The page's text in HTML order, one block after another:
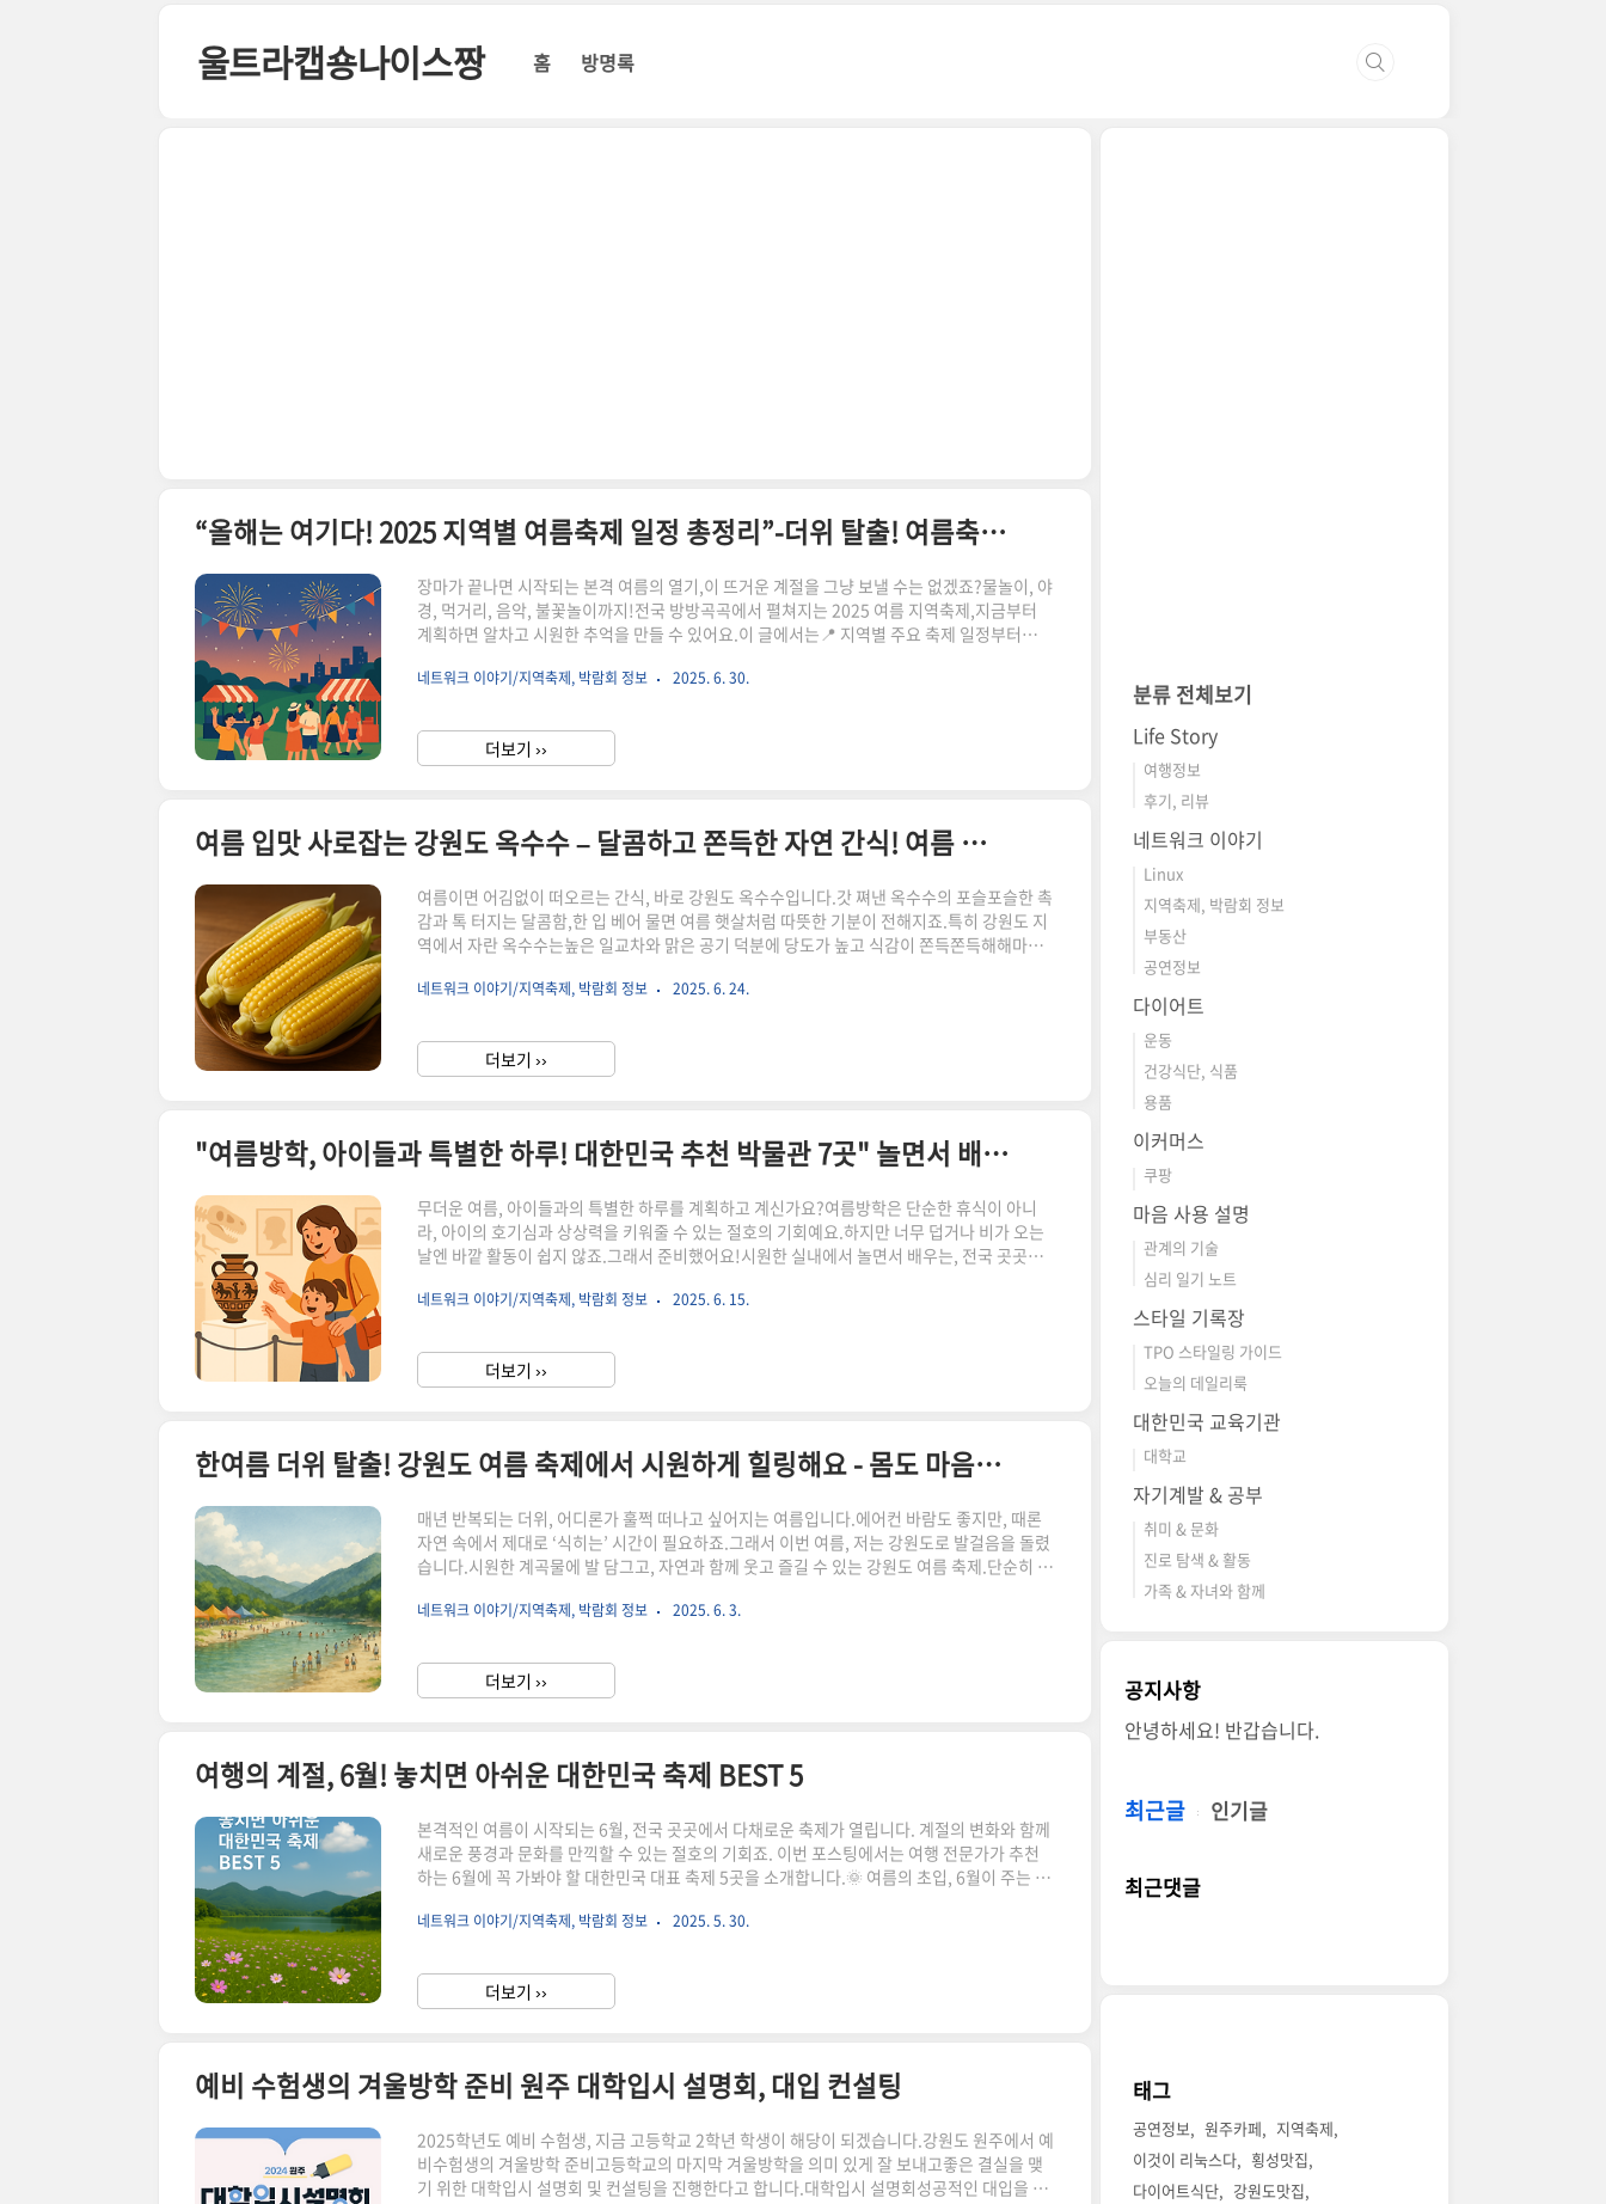
울트라캡숑나이스짱 홈 방명록
“올해는 여기다! 2025 지역별 여름축제 일정 총정리”-더위 탈출! 여름축제 베스트 추천
장마가 끝나면 시작되는 본격 여름의 열기,이 뜨거운 계절을 그냥 보낼 수는 없겠죠?물놀이, 야
경, 먹거리, 음악, 불꽃놀이까지!전국 방방곡곡에서 펼쳐지는 2025 여름 지역축제,지금부터
계획하면 알차고 시원한 추억을 만들 수 있어요.이 글에서는📍 지역별 주요 축제 일정부터🎉
기 쉽게 정리해드릴게요.올여름, 무더위를 피하고 싶다면?지금 바로 여기를 주목하세요!
은 축제커플·친구와 즐기기 좋은 축제축제 즐길 때 꿀팁 & 준비물 체크리스트 2025년 여름,
왜 지역축제가 매력적일까? 단순한 여행을 넘는 생생한 경험– 지역축제..
네트워크 이야기/지역축제, 박람회 정보 2025. 6. 30.
더보기 ››
여름 입맛 사로잡는 강원도 옥수수 – 달콤하고 쫀득한 자연 간식! 여름 한정 달콤함의 정석
여름이면 어김없이 떠오르는 간식, 바로 강원도 옥수수입니다.갓 쪄낸 옥수수의 포슬포슬한 촉
감과 톡 터지는 달콤함,한 입 베어 물면 여름 햇살처럼 따뜻한 기분이 전해지죠.특히 강원도 지
역에서 자란 옥수수는높은 일교차와 맑은 공기 덕분에 당도가 높고 식감이 쫀득쫀득해해마다
영양 면에서도 훌륭한 자연 간식인 이유를 함께 알아볼게요. 강원도 옥수수가 특별한 이유는?
보관 팁까지옥수수, 다이어트 식품으로 괜찮을까? 강원도 옥수수가 특별한 이유는?강원도 옥
수수가 여름철 별미로 손꼽히는 데는 분명한 이유가 있습니다.바로 청정한 자연환경과..
네트워크 이야기/지역축제, 박람회 정보 2025. 6. 24.
더보기 ››
"여름방학, 아이들과 특별한 하루! 대한민국 추천 박물관 7곳" 놀면서 배우는 실내 나들이 코스 총정리
무더운 여름, 아이들과의 특별한 하루를 계획하고 계신가요?여름방학은 단순한 휴식이 아니
라, 아이의 호기심과 상상력을 키워줄 수 있는 절호의 기회예요.하지만 너무 덥거나 비가 오는
날엔 바깥 활동이 쉽지 않죠.그래서 준비했어요!시원한 실내에서 놀면서 배우는, 전국 곳곳의
신나게 체험하고,부모님은 뜻깊은 하루를 보낼 수 있답니다.올 여름방학, 똑똑하고 즐거운 실
좋은 대한민국 박물관 7곳박물관 방문 꿀팁 – 알차게 즐기는 법마무리 – 배움과 추억을 함께
남기는 하루 여름방학, 왜 박물관이 좋을까?여름방학은 단순한 휴식 그 이..
네트워크 이야기/지역축제, 박람회 정보 2025. 6. 15.
더보기 ››
한여름 더위 탈출! 강원도 여름 축제에서 시원하게 힐링해요 - 몸도 마음도 쉬어가는 강원도 여름 축제 여행기
매년 반복되는 더위, 어디론가 훌쩍 떠나고 싶어지는 여름입니다.에어컨 바람도 좋지만, 때론
자연 속에서 제대로 ‘식히는’ 시간이 필요하죠.그래서 이번 여름, 저는 강원도로 발걸음을 돌렸
습니다.시원한 계곡물에 발 담그고, 자연과 함께 웃고 즐길 수 있는 강원도 여름 축제.단순히 놀
는 강원도의 특별한 여름 축제들을 소개하고,직접 다녀온 듯 생생한 분위기와 꿀팁도 함께 전
행을 떠나봅시다! 강원도 여름 축제의 매력은?절대 놓치면 안 될! 강원도 대표 여름 축제 BEST
5여름 축제 200% 즐기는 꿀팁강원도 축제 여행, 이런 분들에게..
네트워크 이야기/지역축제, 박람회 정보 2025. 6. 3.
더보기 ››
여행의 계절, 6월! 놓치면 아쉬운 대한민국 축제 BEST 5
본격적인 여름이 시작되는 6월, 전국 곳곳에서 다채로운 축제가 열립니다. 계절의 변화와 함께
새로운 풍경과 문화를 만끽할 수 있는 절호의 기회죠. 이번 포스팅에서는 여행 전문가가 추천
하는 6월에 꼭 가봐야 할 대한민국 대표 축제 5곳을 소개합니다.🌞 여름의 초입, 6월이 주는 특
방출!마무리 여름의 초입, 6월이 주는 특별함6월은 계절이 살짝 넘어가는 그 경계에 있어요.봄
기, 초록으로 가득 찬 산과 들…모든 것이 여행을 부추기고 있습니다.무엇보다 6월의 한국은
‘축제의 달’이라 불릴 만큼전국 곳곳에서 다채로운 문화..
네트워크 이야기/지역축제, 박람회 정보 2025. 5. 30.
더보기 ››
예비 수험생의 겨울방학 준비 원주 대학입시 설명회, 대입 컨설팅
2025학년도 예비 수험생, 지금 고등학교 2학년 학생이 해당이 되겠습니다.강원도 원주에서 예
비수험생의 겨울방학 준비고등학교의 마지막 겨울방학을 의미 있게 잘 보내고좋은 결실을 맺
기 위한 대학입시 설명회 및 컨설팅을 진행한다고 합니다.대학입시 설명회성공적인 대입을 위
분류 전체보기
Life Story
여행정보
후기, 리뷰
네트워크 이야기
Linux
지역축제, 박람회 정보
부동산
공연정보
다이어트
운동
건강식단, 식품
용품
이커머스
쿠팡
마음 사용 설명
관계의 기술
심리 일기 노트
스타일 기록장
TPO 스타일링 가이드
오늘의 데일리룩
대한민국 교육기관
대학교
자기계발 & 공부
취미 & 문화
진로 탐색 & 활동
가족 & 자녀와 함께
공지사항
안녕하세요! 반갑습니다.
최근글 인기글
최근댓글
태그
공연정보 원주카페
지역축제
이것이 리눅스다
횡성맛집
다이어트식단
강원도맛집